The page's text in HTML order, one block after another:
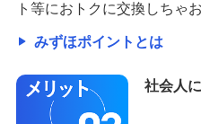
ト等におトクに交換しちゃ
みずほポイントとは
社会人